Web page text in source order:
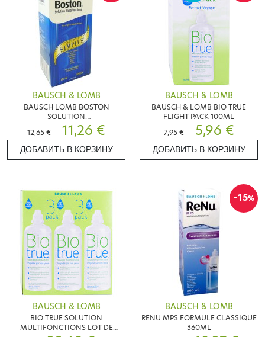
BAUSCH & LOMB
BAUSCH LOMB BOSTON
SOLUTION
MULTIFONCTIONS120ML
12,65 € 11,26 €
ДОБАВИТЬ В КОРЗИНУ
BAUSCH & LOMB
BAUSCH & LOMB BIO TRUE
FLIGHT PACK 100ML
7,95 €
5,96 €
ДОБАВИТЬ В КОРЗИНУ
BAUSCH & LOMB
BIO TRUE SOLUTION
MULTIFONCTIONS LOT DE
-15%
BAUSCH & LOMB
RENU MPS FORMULE CLASSIQUE
360ML